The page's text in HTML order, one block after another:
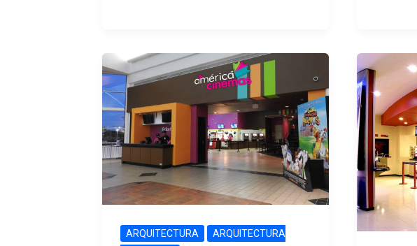
ARQUITECTURA
ARQUITECTURA